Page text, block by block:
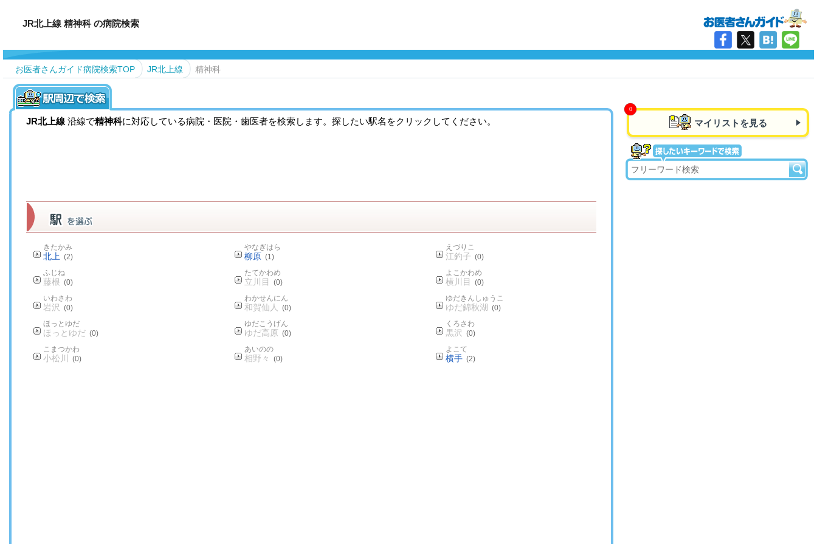
JR北上線 精神科 の病院検索
お医者さんガイド病院検索TOP JR北上線 精神科
JR北上線 沿線で精神科に対応している病院・医院・歯医者を検索します。探したい駅名をクリックしてください。
きたかみ
北上 (2)
やなぎはら
柳原 (1)
えづりこ
江釣子 (0)
ふじね
藤根 (0)
たてかわめ
立川目 (0)
よこかわめ
横川目
(0)
いわさわ
岩沢 (0)
わかせんにん
和賀仙人 (0)
ゆだきんしゅうこ
ゆだ錦秋湖 (0)
ほっとゆだ
ほっとゆだ (0)
ゆだこうげん
ゆだ高原 (0)
くろさわ
黒沢 (0)
こまつかわ
小松川 (0)
あいのの
相野々 (0)
よこて
横手 (2)
マイリストを見る